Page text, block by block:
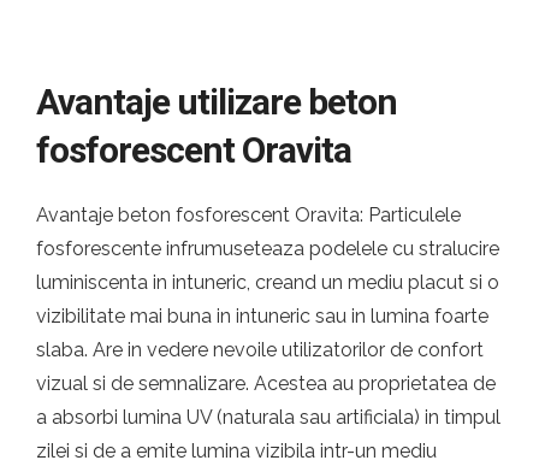
Avantaje utilizare beton
fosforescent Oravita
Avantaje beton fosforescent Oravita: Particulele
fosforescente infrumuseteaza podelele cu stralucire
luminiscenta in intuneric, creand un mediu placut si o
vizibilitate mai buna in intuneric sau in lumina foarte
slaba. Are in vedere nevoile utilizatorilor de confort
vizual si de semnalizare. Acestea au proprietatea de
a absorbi lumina UV (naturala sau artificiala) in timpul
zilei si de a emite lumina vizibila intr-un mediu